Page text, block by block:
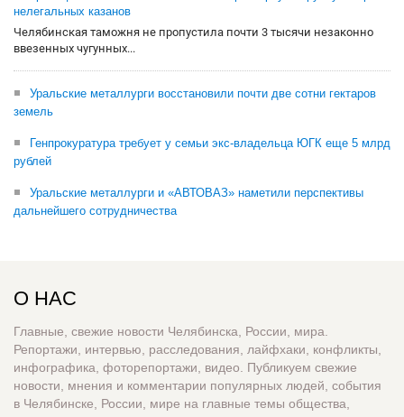
нелегальных казанов
Челябинская таможня не пропустила почти 3 тысячи незаконно
ввезенных чугунных...
Уральские металлурги восстановили почти две сотни гектаров
земель
Генпрокуратура требует у семьи экс-владельца ЮГК еще 5 млрд
рублей
Уральские металлурги и «АВТОВАЗ» наметили перспективы
дальнейшего сотрудничества
О НАС
Главные, свежие новости Челябинска, России, мира.
Репортажи, интервью, расследования, лайфхаки, конфликты,
инфографика, фоторепортажи, видео. Публикуем свежие
новости, мнения и комментарии популярных людей, события
в Челябинске, России, мире на главные темы общества,